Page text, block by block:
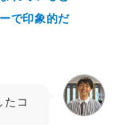
で印象的だ
たコ